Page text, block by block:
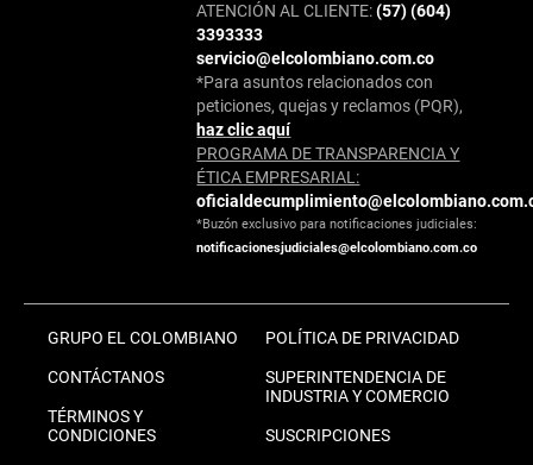
ATENCIÓN AL CLIENTE:(57) (604)
3393333
servicio@elcolombiano.com.co
*Para asuntos relacionados con
peticiones, quejas y reclamos (PQR),
haz clic aquí
PROGRAMA DE TRANSPARENCIA Y
ÉTICA EMPRESARIAL:
*Buzón exclusivo para notificaciones judiciales:
notificacionesjudiciales@elcolombiano.com.co
GRUPO EL COLOMBIANO
CONTÁCTANOS
TÉRMINOS Y
CONDICIONES
POLÍTICA DE PRIVACIDAD
SUPERINTENDENCIA DE
INDUSTRIA Y COMERCIO
SUSCRIPCIONES